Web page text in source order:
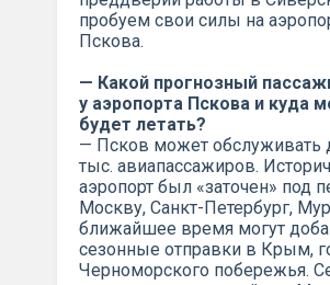
пробуем свои силы на
Пскова.
— Какой прогнозный
у аэропорта Пскова и куда
будет летать?
— Псков может обслуживать
тыс. авиапассажиров.
аэропорт был «заточен» под
Москву, Санкт-Петербург,
ближайшее время могут
сезонные отправки в Крым,
Черноморского побережья.